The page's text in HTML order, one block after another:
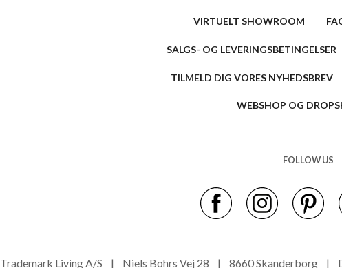
VIRTUELT SHOWROOM
SALGS- OG LEVERINGSBETINGELSER
TILMELD DIG VORES NYHEDSBREV
WEBSHOP OG
FOLLOW US
Trademark Living A/S | Niels Bohrs Vej 28 | 8660 Skanderborg